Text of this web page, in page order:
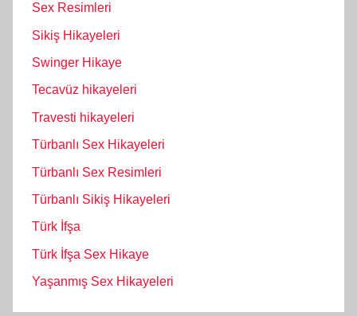
Sex Resimleri
Sikiş Hikayeleri
Swinger Hikaye
Tecavüz hikayeleri
Travesti hikayeleri
Türbanlı Sex Hikayeleri
Türbanlı Sex Resimleri
Türbanlı Sikiş Hikayeleri
Türk İfşa
Türk İfşa Sex Hikaye
Yaşanmış Sex Hikayeleri